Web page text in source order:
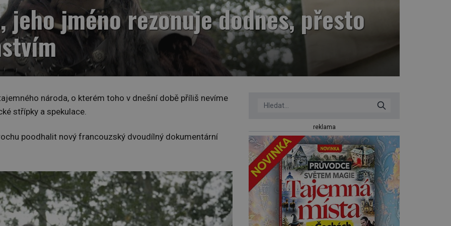
jeho jméno rezonuje dodnes, přesto
národa, o kterém toho v dnešní době příliš nevíme
střípky a spekulace.
poodhalit nový francouzský dvoudílný dokumentární
reklama